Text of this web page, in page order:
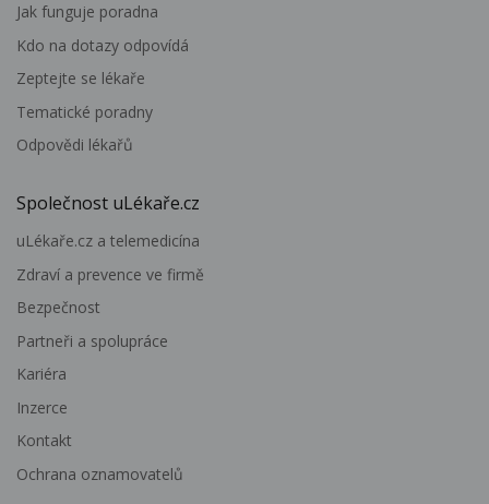
Jak funguje poradna
Kdo na dotazy odpovídá
Zeptejte se lékaře
Tematické poradny
Odpovědi lékařů
Společnost uLékaře.cz
uLékaře.cz a telemedicína
Zdraví a prevence ve firmě
Bezpečnost
Partneři a spolupráce
Kariéra
Inzerce
Kontakt
Ochrana oznamovatelů